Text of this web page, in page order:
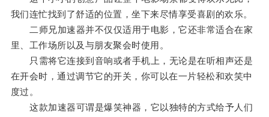
我们连忙找到了舒适的位置，坐下来尽情享受喜剧的欢乐。
二师兄加速器并不仅仅适用于电影，它还非常适合在家
里、工作场所以及与朋友聚会时使用。
只需将它连接到音响或者手机上，无论是在听相声还是
在开会时，通过调节它的开关，你可以在一片轻松和欢笑中
度过。
这款加速器可谓是爆笑神器，它以独特的方式给予人们